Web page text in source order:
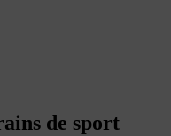
de sport